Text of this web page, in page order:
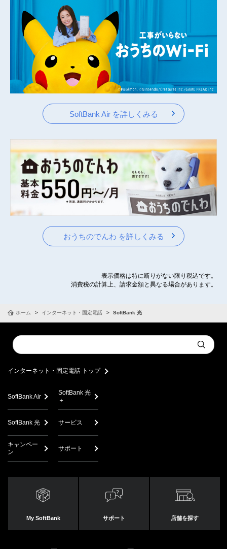
SoftBank Air を詳しくみる
おうちのでんわ を詳しくみる
表示価格は特に断りがない限り税込です。
消費税の計算上、請求金額と異なる場合があります。
ホーム インターネット・固定電話 SoftBank 光
Conduct
a
Submit
インターネット・固定電話 トップ
SoftBank Air
SoftBank 光
＋
SoftBank 光 サービス
キャンペー
ン
サポート
My SoftBank サポート 店舗を探す